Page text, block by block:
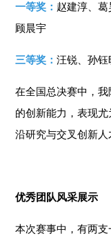
一等奖： 赵建淳、葛
顾晨宇
三等奖：汪锐、孙
在全国总决赛中，
的创新能力，表现
沿研究与交叉创新人
优秀团队风采展示
本次赛事中，有两支